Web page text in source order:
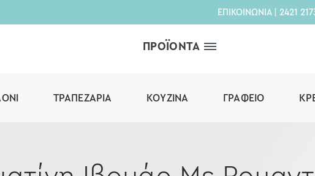
ΕΠΙΚΟΙΝΩΝΙΑ| 2421
ΠΡΟΪΟΝΤΑ
ΤΡΑΠΕΖΑΡΊΑ ΚΟΥΖΊΝΑ ΓΡΑΦΕΊΟ